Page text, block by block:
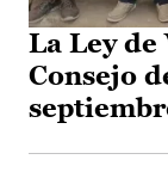
La Ley
Consejo